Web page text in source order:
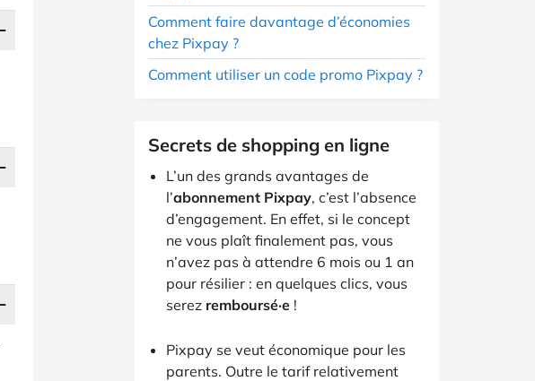
Comment faire davantage d’économies
chez Pixpay ?
Comment utiliser un code promo Pixpay ?
Secrets de shopping en ligne
L’un des grands avantages de
l’abonnement Pixpay, c’est l’absence
d’engagement. En effet, si le concept
ne vous plaît finalement pas, vous
n’avez pas à attendre 6 mois ou 1 an
pour résilier : en quelques clics, vous
serez remboursé·e !
Pixpay se veut économique pour les
parents. Outre le tarif relativement